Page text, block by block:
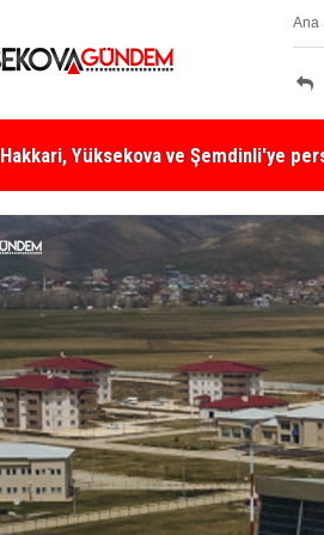
Ana
Yüksekova Ziraat Odası'ndan Yangınlara